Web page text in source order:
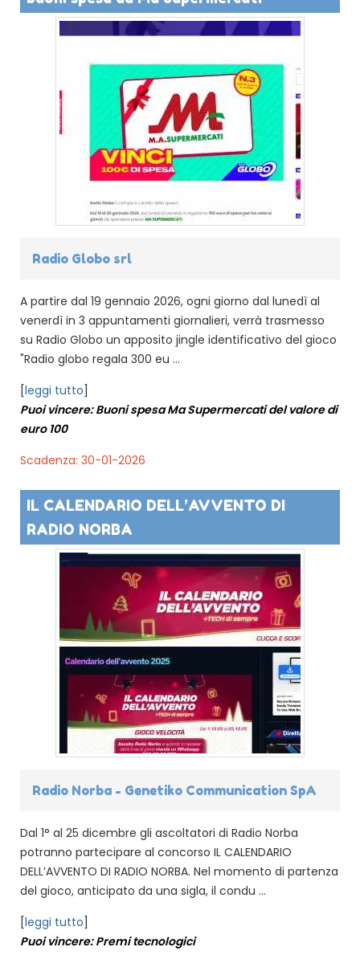
Radio Globo srl
A partire dal 19 gennaio 2026, ogni giorno dal lunedì al
venerdì in 3 appuntamenti giornalieri, verrà trasmesso
su Radio Globo un apposito jingle identificativo del gioco
"Radio globo regala 300 eu ...
[leggi tutto]
Puoi vincere: Buoni spesa Ma Supermercati del valore di
euro 100
Scadenza: 30-01-2026
IL CALENDARIO DELL’AVVENTO DI
RADIO NORBA
Radio Norba - Genetiko Communication SpA
Dal 1° al 25 dicembre gli ascoltatori di Radio Norba
potranno partecipare al concorso IL CALENDARIO
DELL’AVVENTO DI RADIO NORBA. Nel momento di partenza
del gioco, anticipato da una sigla, il condu ...
[leggi tutto]
Puoi vincere: Premi tecnologici